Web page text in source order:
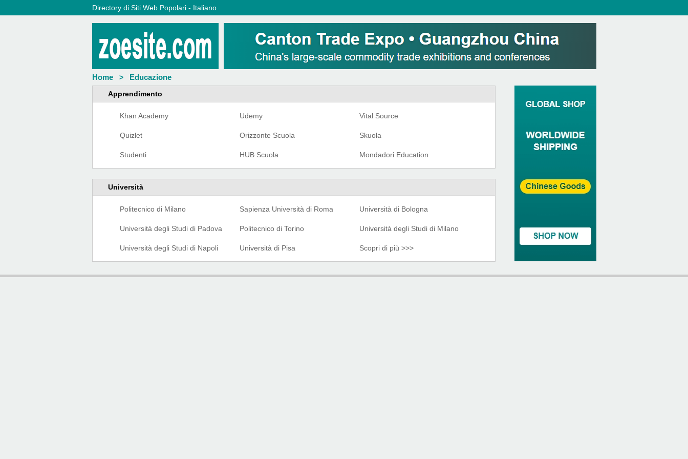
Directory di Siti Web Popolari - Italiano
Home> Educazione
Apprendimento
Khan Academy Udemy Vital Source
Quizlet Orizzonte Scuola Skuola
Studenti HUB Scuola Mondadori Education
Università
Politecnico di Milano Sapienza Università di Roma Università di Bologna
Università degli Studi di Padova Politecnico di Torino Università degli Studi di Milano
Università degli Studi di Napoli Università di Pisa Scopri di più >>>